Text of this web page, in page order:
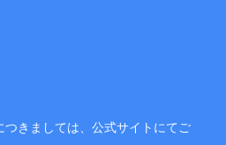
きましては、公式サイトにてご